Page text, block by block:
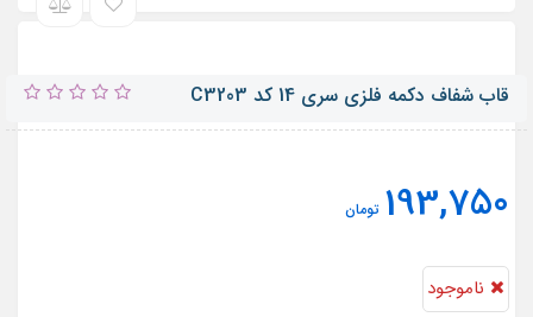
قاب شفاف دکمه فلزی سری 14 کد C3203
193,750 تومان
ناموجود